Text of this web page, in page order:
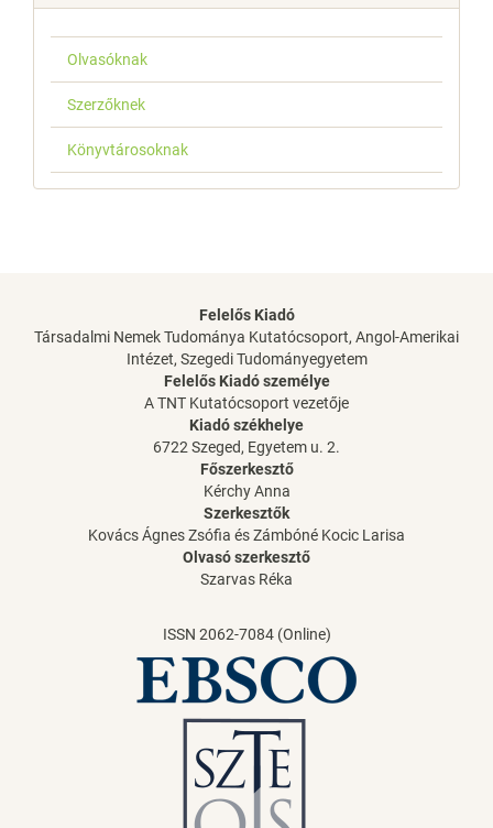
Olvasóknak
Szerzőknek
Könyvtárosoknak
Felelős Kiadó
Társadalmi Nemek Tudománya Kutatócsoport, Angol-Amerikai
Intézet, Szegedi Tudományegyetem
Felelős Kiadó személye
A TNT Kutatócsoport vezetője
Kiadó székhelye
6722 Szeged, Egyetem u. 2.
Főszerkesztő
Kérchy Anna
Szerkesztők
Kovács Ágnes Zsófia és Zámbóné Kocic Larisa
Olvasó szerkesztő
Szarvas Réka
ISSN 2062-7084 (Online)